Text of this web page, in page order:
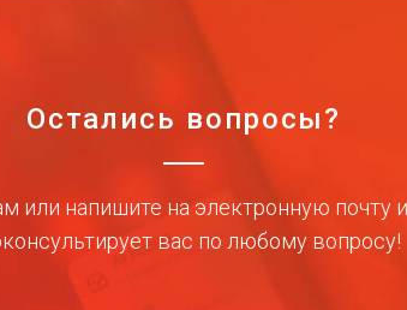
Остались вопросы?
или напишите на электронную почту
вас по любому вопросу!